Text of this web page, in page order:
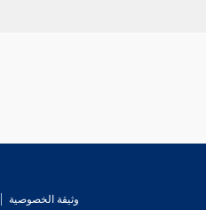
وثيقة الخصوصية